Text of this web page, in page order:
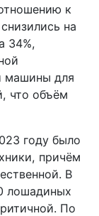
к
на
34%,
машины для
что объём
году было
причём
В
лошадиных
По